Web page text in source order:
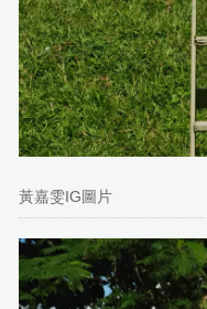
黃嘉雯IG圖片